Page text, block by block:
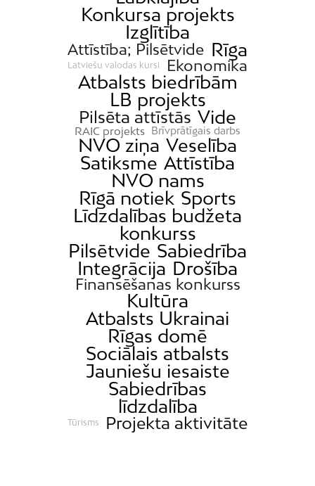
Konkursa projekts
Izglītība
Attīstība; Pilsētvide Rīga
Latviešu valodas kursi Ekonomika
Atbalsts biedrībām
LB projekts
Pilsēta attīstās Vide
RAIC projekts Brīvprātīgais darbs
NVO ziņa Veselība
Satiksme Attīstība
NVO nams
Rīgā notiek Sports
Līdzdalības budžeta
konkurss
Pilsētvide Sabiedrība
Integrācija Drošība
Finansēšanas konkurss
Kultūra
Atbalsts Ukrainai
Rīgas domē
Sociālais atbalsts
Jauniešu iesaiste
Sabiedrības
līdzdalība
Tūrisms Projekta aktivitāte